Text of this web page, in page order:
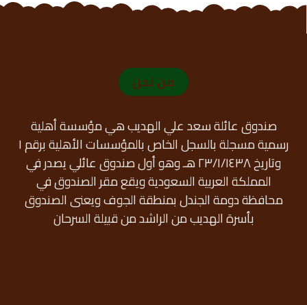
من نحن
صندوق عائلة سعد علي الهديب هي مؤسسة أهلية
رسمية مسجلة بالسجل الخاص بالمؤسسات الأهلية برقم ١
وتاريخ ٢٣/١/١٤٣٨ هـ وهو أول صندوق عائلي يصدر في
المملكة العربية السعودية ويقع مقر الصندوق في
محافظة دومة الجندل بمنطقة الجوف ويعنى الصندوق
بأسرة الهديب من الراشد من قبيلة السرحان